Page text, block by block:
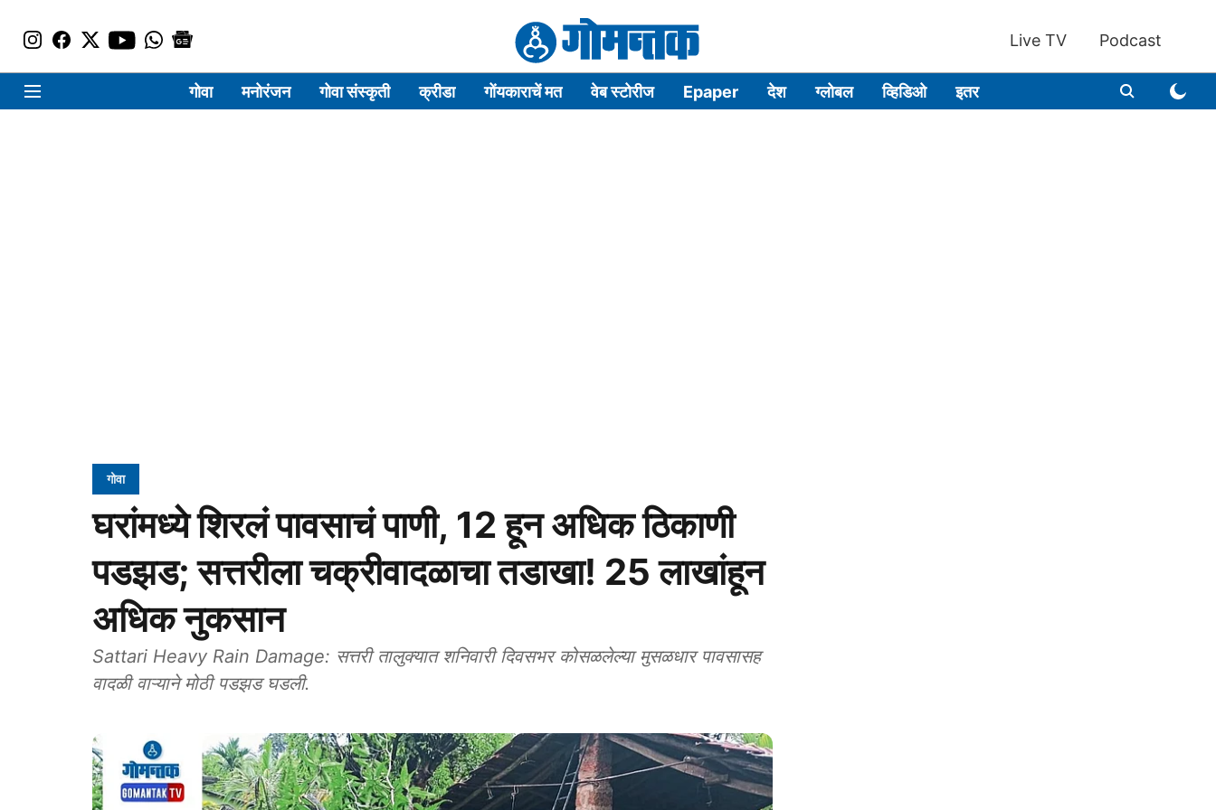
Live TV Podcast
गोवा मनोरंजन गोवा संस्कृती क्रीडा गोंयकाराचें मत वेब स्टोरीज Epaper देश ग्लोबल व्हिडिओ इतर
गोवा
घरांमध्ये शिरलं पावसाचं पाणी, 12 हून अधिक ठिकाणी
पडझड; सत्तरीला चक्रीवादळाचा तडाखा! 25 लाखांहून
अधिक नुकसान
Sattari Heavy Rain Damage: सत्तरी तालुक्यात शनिवारी दिवसभर कोसळलेल्या मुसळधार पावसासह
वादळी वाऱ्याने मोठी पडझड घडली.